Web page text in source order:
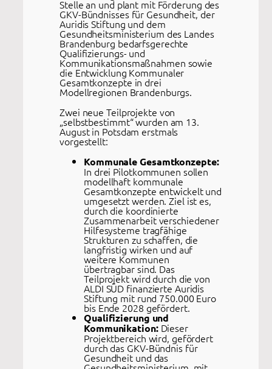
Stelle an und plant mit Förderung des
GKV-Bündnisses für Gesundheit, der
Auridis Stiftung und dem
Gesundheitsministerium des Landes
Brandenburg bedarfsgerechte
Qualifizierungs- und
Kommunikationsmaßnahmen sowie
die Entwicklung Kommunaler
Gesamtkonzepte in drei
Modellregionen Brandenburgs.
Zwei neue Teilprojekte von
„selbstbestimmt“ wurden am 13.
August in Potsdam erstmals
vorgestellt:
Kommunale Gesamtkonzepte:
In drei Pilotkommunen sollen
modellhaft kommunale
Gesamtkonzepte entwickelt und
umgesetzt werden. Ziel ist es,
durch die koordinierte
Zusammenarbeit verschiedener
Hilfesysteme tragfähige
Strukturen zu schaffen, die
langfristig wirken und auf
weitere Kommunen
übertragbar sind. Das
Teilprojekt wird durch die von
ALDI SÜD finanzierte Auridis
Stiftung mit rund 750.000 Euro
bis Ende 2028 gefördert.
Qualifizierung und
Kommunikation:Dieser
Projektbereich wird, gefördert
durch das GKV-Bündnis für
Gesundheit und das